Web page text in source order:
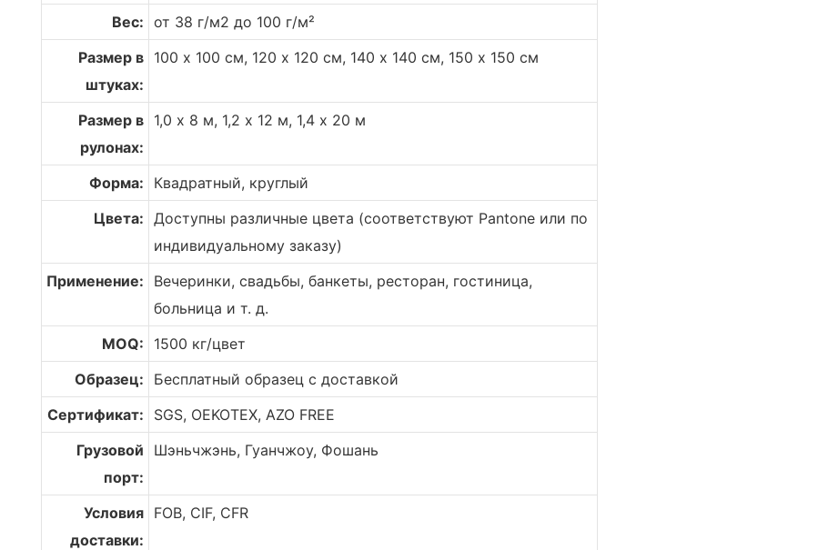
Вес: от 38 г/м2 до 100 г/м²
Размер в
штуках:
100 х 100 см, 120 х 120 см, 140 х 140 см, 150 х 150 см
Размер в
рулонах:
1,0 х 8 м, 1,2 х 12 м, 1,4 х 20 м
Форма:
Квадратный, круглый
Цвета: Доступны различные цвета (соответствуют Pantone или по
индивидуальному заказу)
Применение:
Вечеринки, свадьбы, банкеты, ресторан, гостиница,
больница и т. д.
MOQ:
1500 кг/цвет
Образец:
Бесплатный образец с доставкой
Сертификат:
SGS, OEKOTEX, AZO FREE
Грузовой
порт:
Шэньчжэнь, Гуанчжоу, Фошань
Условия
доставки:
FOB, CIF, CFR